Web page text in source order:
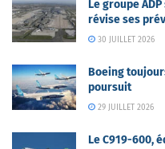
Le groupe
révise ses
30 JUILLET 2026
Boeing
poursuit
29 JUILLET 2026
Le C919-600,